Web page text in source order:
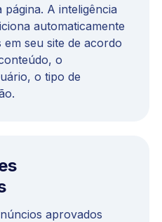
A inteligência
automaticamente
seu site de acordo
o
o tipo de
aprovados